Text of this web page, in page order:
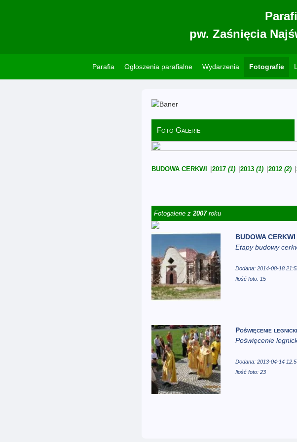
pw. Zaśnięcia
Parafia Ogłoszenia parafialne Wydarzenia Fotografie
Foto Galerie
BUDOWA CERKWI 2017 (1) 2013 (1) 2012 (2)
Fotogalerie z2007roku
BUDOWA CERKWI
Etapy budowy
Dodana: 2014-08-18
Ilość foto: 15
Poświęcenie
Poświęcenie
Dodana: 2013-04-14
Ilość foto: 23